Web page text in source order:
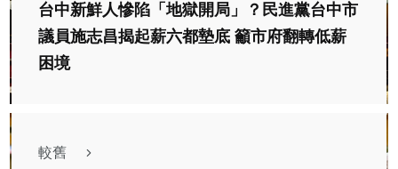
台中新鮮人慘陷「地獄開局」？民進黨台中市
議員施志昌揭起薪六都墊底 籲市府翻轉低薪
困境
較舊